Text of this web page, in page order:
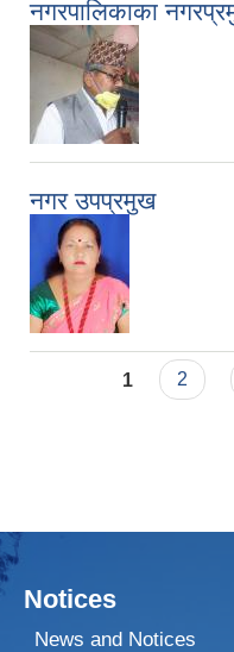
नगरपालिकाका
नगर उपप्रमुख
Pages
1 2
Notices
News and Notices